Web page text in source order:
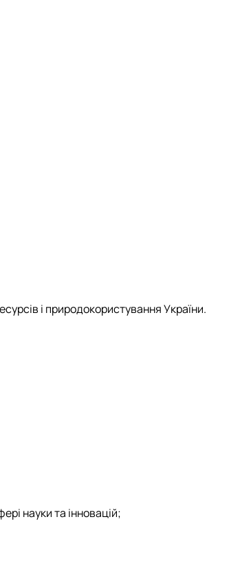
і природокористування України.
науки та інновацій;